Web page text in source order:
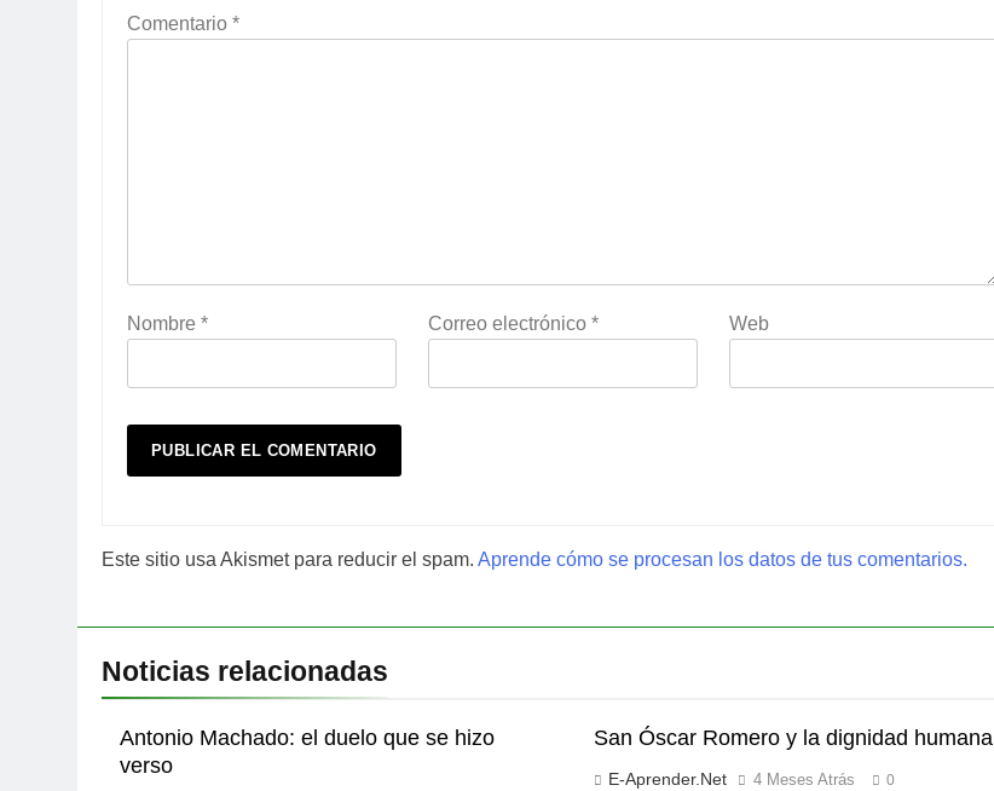
Comentario *
Nombre * Correo electrónico* Web
Este sitio usa Akismet para reducir el spam. Aprende cómo se procesan los datos de tus comentarios.
Noticias relacionadas
Antonio Machado: el duelo que se hizo
verso
San Óscar Romero y la dignidad humana
E-Aprender.net 4 Meses Atrás 0